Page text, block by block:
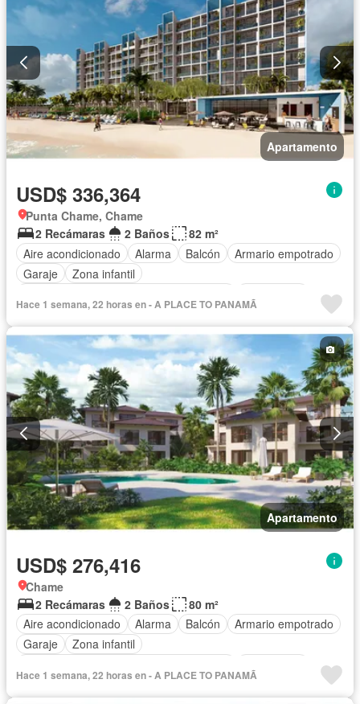
Apartamento
USD$ 336,364
Punta Chame, Chame
2 Recámaras
2 Baños
82 m²
Aire acondicionado
Alarma Balcón
Armario empotrado
Garaje
Zona infantil
Cocina equipada
Chimenea Jardín Parrilla
Gimnasio
Cocina integral
Internet Jacuzzi
Ascensor
Gas natural
Vista panorámica Sauna
Seguridad
Cuarto de servicio
Piscina Cancha de tenis
Agua
Patio
Hace 1 semana, 22 horas en - A PLACE TO PANAMÃ
Apartamento
USD$ 276,416
Chame
2 Recámaras
2 Baños
80 m²
Aire acondicionado
Alarma Balcón
Armario empotrado
Garaje
Zona infantil
Cocina equipada
Chimenea Jardín Parrilla
Gimnasio
Hace 1 semana, 22 horas en - A PLACE TO PANAMÃ